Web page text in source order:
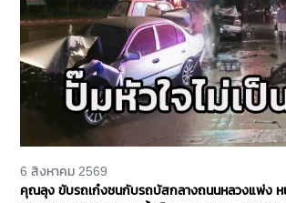
6 สิงหาคม 2569
คุณลุง ขับรถเก๋งชนกับรถบัสกลางถนนหลวงแพ่ง ห